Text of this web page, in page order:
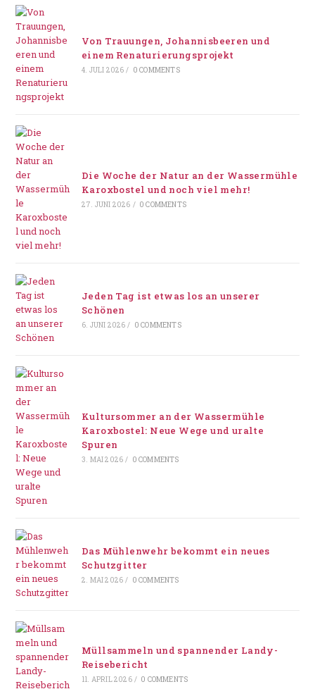
Von Trauungen, Johannisbeeren und
einem Renaturierungsprojekt
4. JULI 2026 / 0 COMMENTS
Die Woche der Natur an der Wassermühle
Karoxbostel und noch viel mehr!
27. JUNI 2026 / 0 COMMENTS
Jeden Tag ist etwas los an unserer
Schönen
6. JUNI 2026 / 0 COMMENTS
Kultursommer an der Wassermühle
Karoxbostel: Neue Wege und uralte
Spuren
3. MAI 2026 / 0 COMMENTS
Das Mühlenwehr bekommt ein neues
Schutzgitter
2. MAI 2026 / 0 COMMENTS
Müllsammeln und spannender Landy-
Reisebericht
11. APRIL 2026 / 0 COMMENTS